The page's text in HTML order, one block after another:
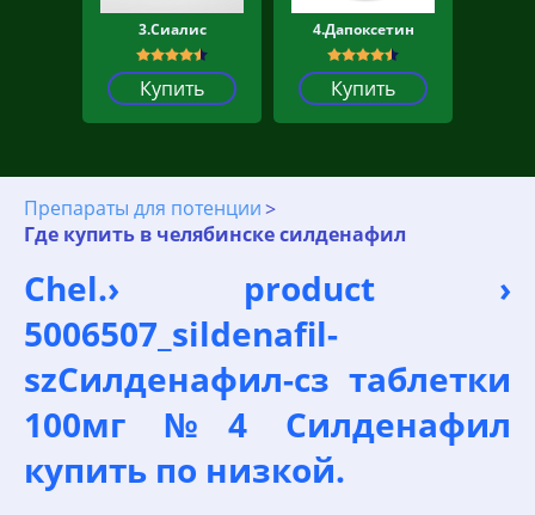
3.Сиалис
Купить
4.Дапоксетин
Купить
Препараты для потенции
Где купить в челябинске силденафил
Chel.› product ›
5006507_sildenafil-
szСилденафил-сз таблетки
100мг №4 Силденафил
купить по низкой.